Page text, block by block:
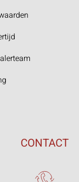
CONTACT